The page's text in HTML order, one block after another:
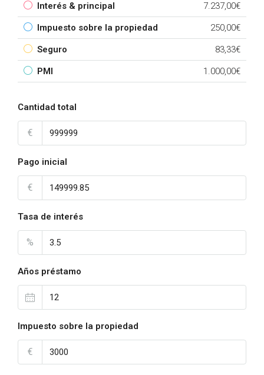
Interés & principal 7.237,00€
Impuesto sobre la propiedad 250,00€
Seguro 83,33€
PMI 1.000,00€
Cantidad total
€
Pago inicial
€
Tasa de interés
%
Años préstamo
Impuesto sobre la propiedad
€